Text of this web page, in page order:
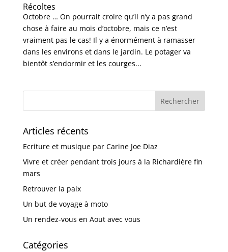
Récoltes
Octobre … On pourrait croire qu’il n’y a pas grand
chose à faire au mois d’octobre, mais ce n’est
vraiment pas le cas! Il y a énormément à ramasser
dans les environs et dans le jardin. Le potager va
bientôt s’endormir et les courges...
Articles récents
Ecriture et musique par Carine Joe Diaz
Vivre et créer pendant trois jours à la Richardière fin
mars
Retrouver la paix
Un but de voyage à moto
Un rendez-vous en Aout avec vous
Catégories